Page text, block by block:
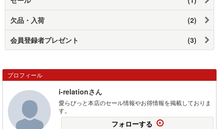
欠品・入荷 (2)
会員登録者プレゼント (3)
プロフィール
i-relationさん
愛らびっと本店のセール情報やお得情報を掲載しておりま
す。
フォローする